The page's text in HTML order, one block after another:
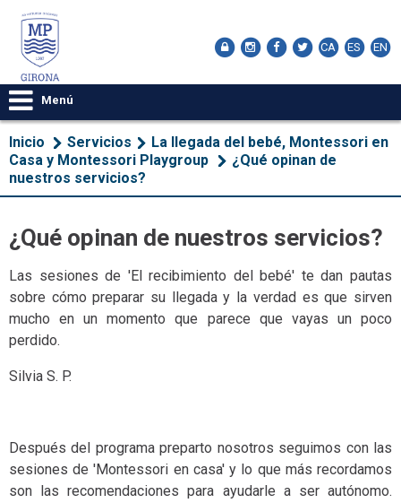
CA ES EN
Menú
Inicio Servicios
La llegada del bebé, Montessori en
Casa y Montessori Playgroup
¿Qué opinan de
nuestros servicios?
¿Qué opinan de nuestros servicios?
Las sesiones de 'El recibimiento del bebé' te dan pautas
sobre cómo preparar su llegada y la verdad es que sirven
mucho en un momento que parece que vayas un poco
perdido.
Silvia S. P.
Después del programa preparto nosotros seguimos con las
sesiones de 'Montessori en casa' y lo que más recordamos
son las recomendaciones para ayudarle a ser autónomo.